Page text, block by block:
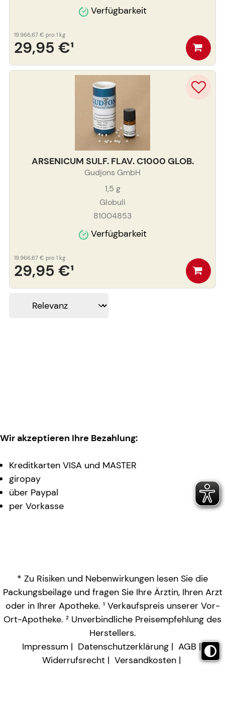
Verfügbarkeit
29,95 €¹
19.966,67 € pro 1 kg
ARSENICUM SULF. FLAV. C1000 GLOB.
Gudjons GmbH
1,5 g
Globuli
81004853
Verfügbarkeit
29,95 €¹
19.966,67 € pro 1 kg
Wir akzeptieren Ihre Bezahlung:
Kreditkarten VISA und MASTER
giropay
über Paypal
per Vorkasse
* Zu Risiken und Nebenwirkungen lesen Sie die
Packungsbeilage und fragen Sie Ihre Ärztin, Ihren Arzt
oder in Ihrer Apotheke. ¹ Verkaufspreis unserer Vor-
Ort-Apotheke. ² Unverbindliche Preisempfehlung des
Herstellers.
Impressum
Datenschutzerklärung
AGB
Widerrufsrecht
Versandkosten